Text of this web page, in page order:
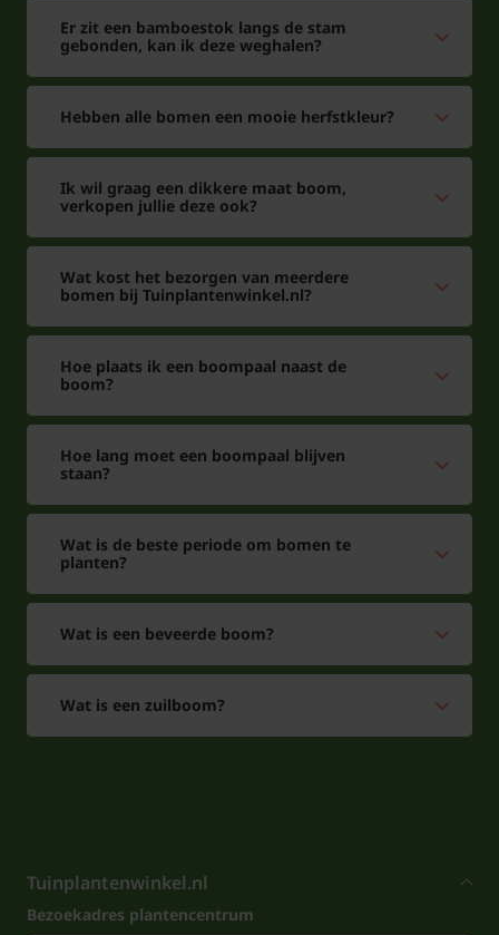
Er zit een bamboestok langs de stam
gebonden, kan ik deze weghalen?
Hebben alle bomen een mooie herfstkleur?
Ik wil graag een dikkere maat boom,
verkopen jullie deze ook?
Wat kost het bezorgen van meerdere
bomen bij Tuinplantenwinkel.nl?
Hoe plaats ik een boompaal naast de
boom?
Hoe lang moet een boompaal blijven
staan?
Wat is de beste periode om bomen te
planten?
Wat is een beveerde boom?
Wat is een zuilboom?
Tuinplantenwinkel.nl
Bezoekadres plantencentrum